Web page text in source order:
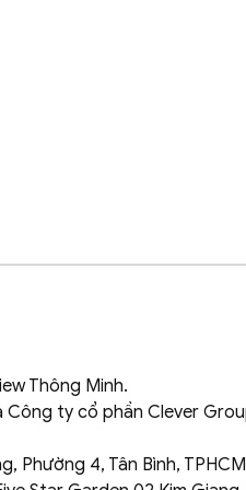
Thông Minh.
Công ty cổ phần Clever
Phường 4, Tân Bình,